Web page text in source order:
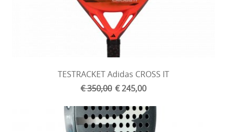
TESTRACKET Adidas CROSS IT
€ 350,00 € 245,00